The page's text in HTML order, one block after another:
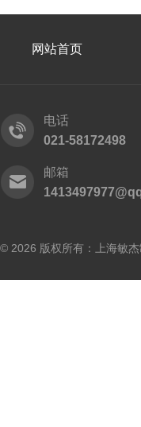
网站首页
电话
021-58172498
邮箱
© 2026 版权所有：上海敏